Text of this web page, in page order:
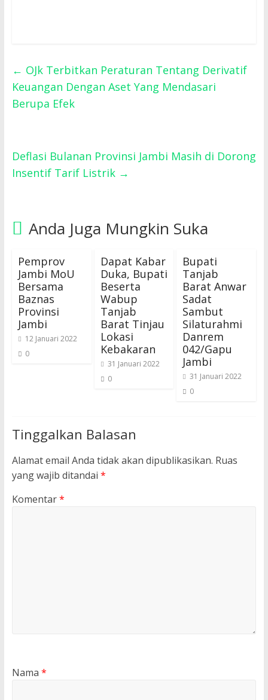
← OJk Terbitkan Peraturan Tentang Derivatif
Keuangan Dengan Aset Yang Mendasari
Berupa Efek
Deflasi Bulanan Provinsi Jambi Masih di Dorong
Insentif Tarif Listrik →
Anda Juga Mungkin Suka
Pemprov
Jambi MoU
Bersama
Baznas
Provinsi
Jambi
12 Januari 2022
0
Dapat Kabar
Duka, Bupati
Beserta
Wabup
Tanjab
Barat Tinjau
Lokasi
Kebakaran
31 Januari 2022
0
Bupati
Tanjab
Barat Anwar
Sadat
Sambut
Silaturahmi
Danrem
042/Gapu
Jambi
31 Januari 2022
0
Tinggalkan Balasan
Alamat email Anda tidak akan dipublikasikan. Ruas
yang wajib ditandai *
Komentar*
Nama *